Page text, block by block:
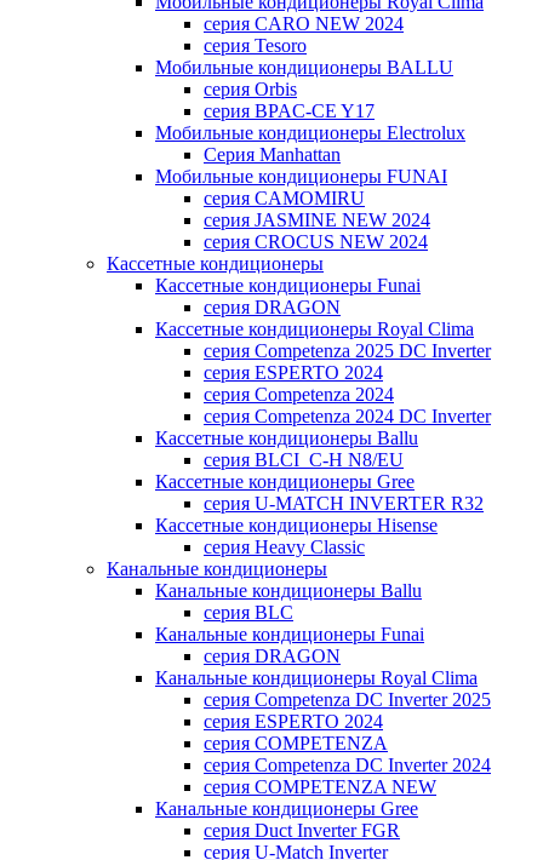
серия CARO NEW 2024
серия Tesoro
Мобильные кондиционеры BALLU
серия Orbis
серия BPAC-CE Y17
Мобильные кондиционеры Electrolux
Cерия Manhattan
Мобильные кондиционеры FUNAI
серия CAMOMIRU
серия JASMINE NEW 2024
серия CROCUS NEW 2024
Кассетные кондиционеры
Кассетные кондиционеры Funai
серия DRAGON
Кассетные кондиционеры Royal Clima
серия Competenza 2025 DC Inverter
серия ESPERTO 2024
серия Competenza 2024
серия Competenza 2024 DC Inverter
Кассетные кондиционеры Ballu
серия BLCI_C-H N8/EU
Кассетные кондиционеры Gree
серия U-MATCH INVERTER R32
Кассетные кондиционеры Hisense
серия Heavy Classic
Канальные кондиционеры
Канальные кондиционеры Ballu
серия BLC
Канальные кондиционеры Funai
серия DRAGON
Канальные кондиционеры Royal Clima
серия Competenza DC Inverter 2025
серия ESPERTO 2024
серия COMPETENZA
серия Competenza DC Inverter 2024
серия COMPETENZA NEW
Канальные кондиционеры Gree
серия Duct Inverter FGR
серия U-Match Inverter